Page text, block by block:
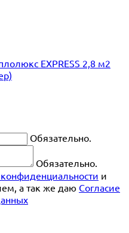
EXPRESS 2,8 м2
Обязательно.
Обязательно.
и
а так же даю Согласие